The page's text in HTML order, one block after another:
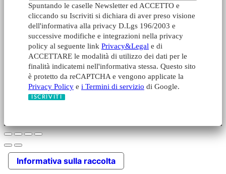
Spuntando le caselle Newsletter ed ACCETTO e
cliccando su Iscriviti si dichiara di aver preso visione
dell'informativa alla privacy D.Lgs 196/2003 e
successive modifiche e integrazioni nella privacy
policy al seguente link Privacy&Legal e di
ACCETTARE le modalità di utilizzo dei dati per le
finalità indicatemi nell'informativa stessa. Questo sito
è protetto da reCAPTCHA e vengono applicate la
Privacy Policy e i Termini di servizio di Google.
Informativa sulla raccolta